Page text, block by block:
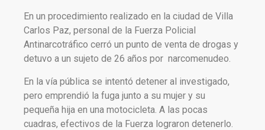
En un procedimiento realizado en la ciudad de Villa
Carlos Paz, personal de la Fuerza Policial
Antinarcotráfico cerró un punto de venta de drogas y
detuvo a un sujeto de 26 años por narcomenudeo.
En la vía pública se intentó detener al investigado,
pero emprendió la fuga junto a su mujer y su
pequeña hija en una motocicleta. A las pocas
cuadras, efectivos de la Fuerza lograron detenerlo.